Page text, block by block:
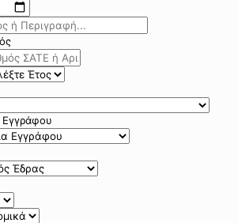
Εγγράφου